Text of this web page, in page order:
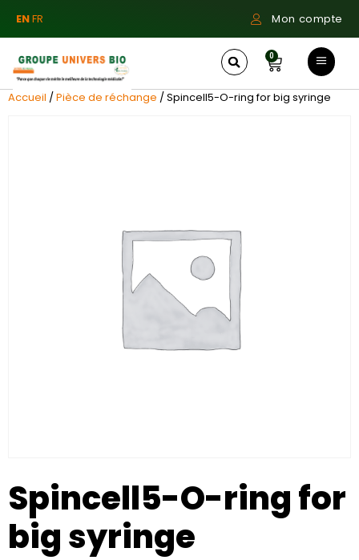
ENFR Mon compte
0
Accueil /Pièce de réchange / Spincell5-O-ring for big syringe
Spincell5-O-ring for
big syringe